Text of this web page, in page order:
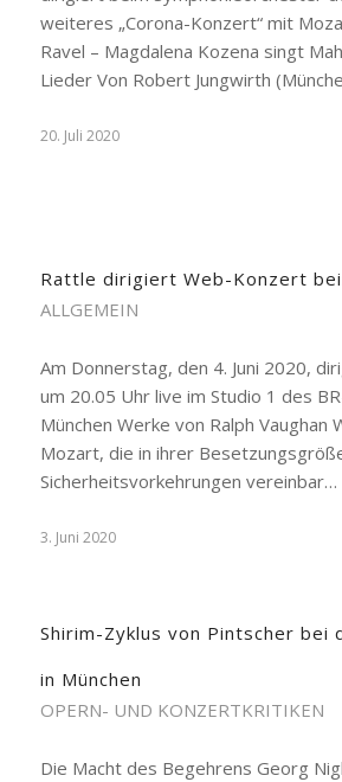
weiteres „Corona-Konzert“ mit
Ravel – Magdalena Kozena singt
Lieder Von Robert Jungwirth
20. Juli 2020
Rattle dirigiert Web-Konzert
ALLGEMEIN
Am Donnerstag, den 4. Juni 2020,
um 20.05 Uhr live im Studio 1 des
München Werke von Ralph Vaughan
Mozart, die in ihrer
Sicherheitsvorkehrungen vereinbar…
3. Juni 2020
Shirim-Zyklus von Pintscher bei
in München
OPERN- UND KONZERTKRITIKEN
Die Macht des Begehrens Georg